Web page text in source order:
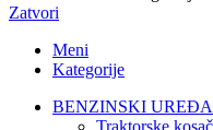
Zatvori
Meni
Kategorije
BENZINSKI